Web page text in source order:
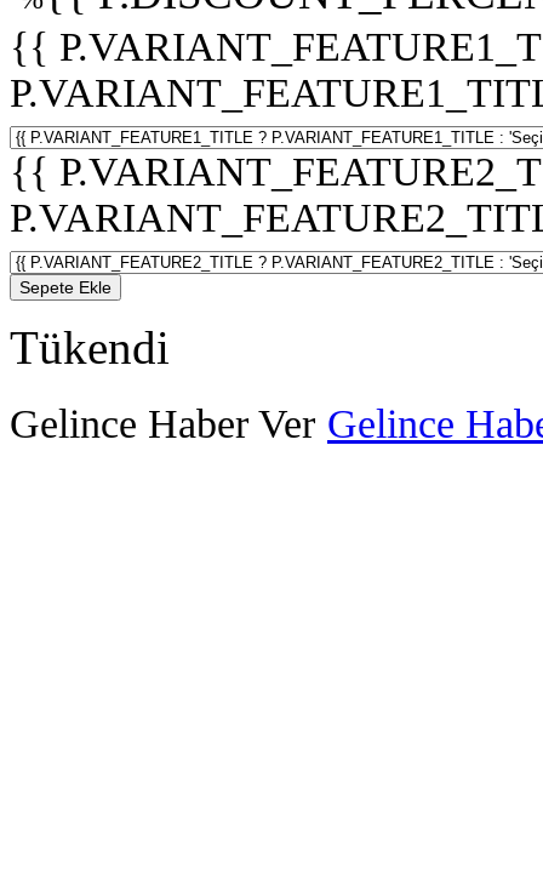
{{
{{
Sepete Ekle
Tükendi
Gelince Haber Ver Gelince